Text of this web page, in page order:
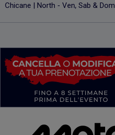
Chicane | North - Ven, Sab & Dom